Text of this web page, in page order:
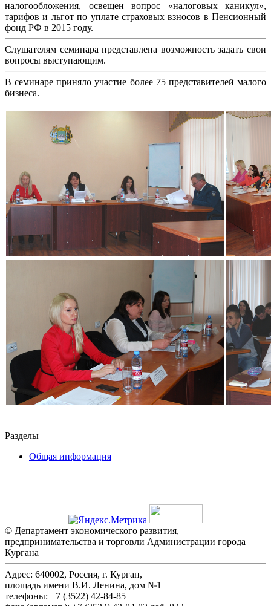
налогообложения, освещен вопрос «налоговых каникул»,
тарифов и льгот по уплате страховых взносов в Пенсионный
фонд РФ в 2015 году.
Слушателям семинара представлена возможность задать свои
вопросы выступающим.
В семинаре приняло участие более 75 представителей малого
бизнеса.
Разделы
Общая информация
© Департамент экономического развития,
предпринимательства и торговли Администрации города
Кургана
Адрес: 640002, Россия, г. Курган,
площадь имени В.И. Ленина, дом №1
телефоны: +7 (3522) 42-84-85